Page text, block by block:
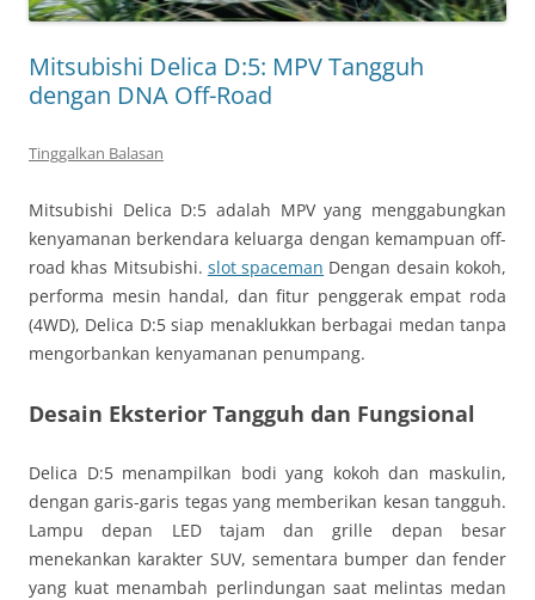
Mitsubishi Delica D:5: MPV Tangguh
dengan DNA Off-Road
Tinggalkan Balasan
Mitsubishi Delica D:5 adalah MPV yang menggabungkan
kenyamanan berkendara keluarga dengan kemampuan off-
road khas Mitsubishi. slot spaceman Dengan desain kokoh,
performa mesin handal, dan fitur penggerak empat roda
(4WD), Delica D:5 siap menaklukkan berbagai medan tanpa
mengorbankan kenyamanan penumpang.
Desain Eksterior Tangguh dan Fungsional
Delica D:5 menampilkan bodi yang kokoh dan maskulin,
dengan garis-garis tegas yang memberikan kesan tangguh.
Lampu depan LED tajam dan grille depan besar
menekankan karakter SUV, sementara bumper dan fender
yang kuat menambah perlindungan saat melintas medan